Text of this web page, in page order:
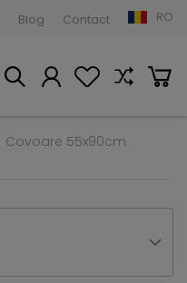
Blog Contact RO
Covoare 55x90cm